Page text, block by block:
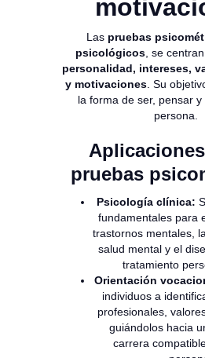
Las pruebas
psicológicos , se
personalidad, intereses,
y motivaciones . Su
la forma de ser, pensar y
persona.
Aplicaciones
pruebas
Psicología clínica:
fundamentales para
trastornos mentales,
salud mental y el
tratamiento
Orientación
individuos a
profesionales,
guiándolos hacia
carrera